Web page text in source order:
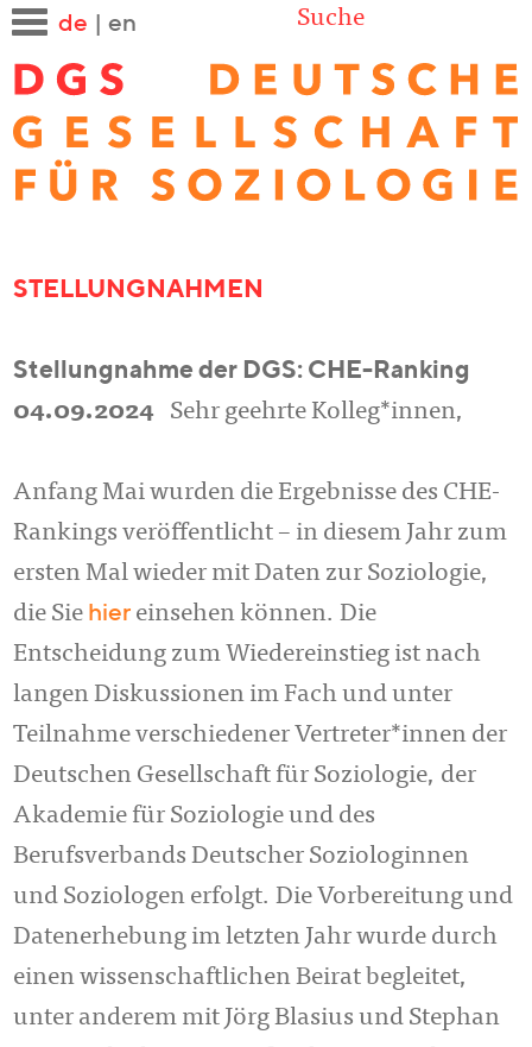
de en Suche
STELLUNGNAHMEN
Stellungnahme der DGS: CHE-Ranking
04.09.2024
Sehr geehrte Kolleg*innen,
Anfang Mai wurden die Ergebnisse des CHE-
Rankings veröffentlicht – in diesem Jahr zum
ersten Mal wieder mit Daten zur Soziologie,
die Sie hier einsehen können. Die
Entscheidung zum Wiedereinstieg ist nach
langen Diskussionen im Fach und unter
Teilnahme verschiedener Vertreter*innen der
Deutschen Gesellschaft für Soziologie, der
Akademie für Soziologie und des
Berufsverbands Deutscher Soziologinnen
und Soziologen erfolgt. Die Vorbereitung und
Datenerhebung im letzten Jahr wurde durch
einen wissenschaftlichen Beirat begleitet,
unter anderem mit Jörg Blasius und Stephan